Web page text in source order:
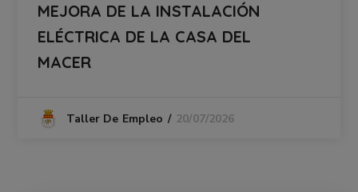
MEJORA DE LA INSTALACIÓN
ELÉCTRICA DE LA CASA DEL
MACER
Taller De Empleo 20/07/2026